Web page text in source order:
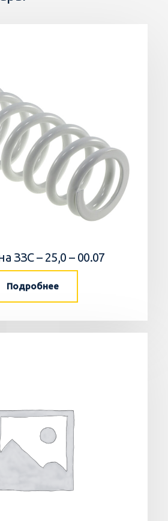
ЗЗС – 25,0 – 00.07
Подробнее